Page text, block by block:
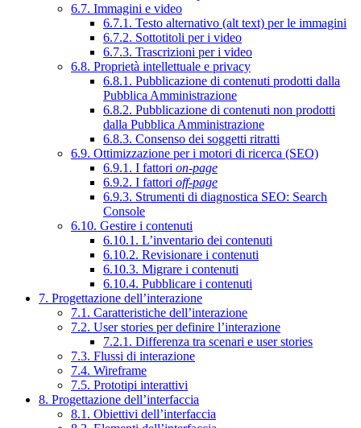
6.7. Immagini e video
6.7.1. Testo alternativo (alt text) per le immagini
6.7.2. Sottotitoli per i video
6.7.3. Trascrizioni per i video
6.8. Proprietà intellettuale e privacy
6.8.1. Pubblicazione di contenuti prodotti dalla
Pubblica Amministrazione
6.8.2. Pubblicazione di contenuti non prodotti
dalla Pubblica Amministrazione
6.8.3. Consenso dei soggetti ritratti
6.9. Ottimizzazione per i motori di ricerca (SEO)
6.9.1. I fattori on-page
6.9.2. I fattori off-page
6.9.3. Strumenti di diagnostica SEO: Search
Console
6.10. Gestire i contenuti
6.10.1. L’inventario dei contenuti
6.10.2. Revisionare i contenuti
6.10.3. Migrare i contenuti
6.10.4. Pubblicare i contenuti
7. Progettazione dell’interazione
7.1. Caratteristiche dell’interazione
7.2. User stories per definire l’interazione
7.2.1. Differenza tra scenari e user stories
7.3. Flussi di interazione
7.4. Wireframe
7.5. Prototipi interattivi
8. Progettazione dell’interfaccia
8.1. Obiettivi dell’interfaccia